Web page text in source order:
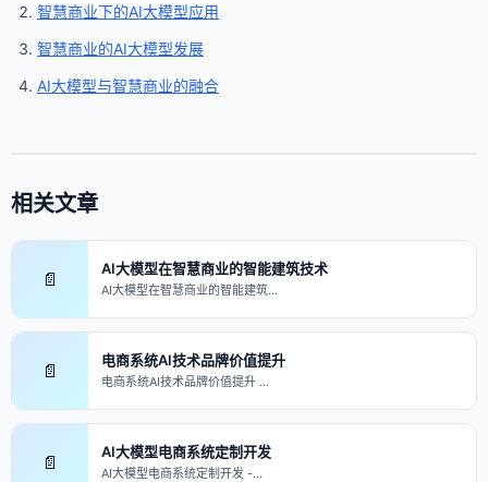
智慧商业下的AI大模型应用
智慧商业的AI大模型发展
AI大模型与智慧商业的融合
相关文章
📄 AI大模型在智慧商业的智能建筑技术
AI大模型在智慧商业的智能建筑…
📄 电商系统AI技术品牌价值提升
电商系统AI技术品牌价值提升 …
📄 AI大模型电商系统定制开发
AI大模型电商系统定制开发 -…